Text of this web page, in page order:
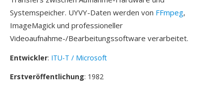
Systemspeicher. UYVY-Daten werden von FFmpeg,
ImageMagick und professioneller
Videoaufnahme-/Bearbeitungssoftware verarbeitet.
Entwickler: ITU-T / Microsoft
Erstveröffentlichung: 1982